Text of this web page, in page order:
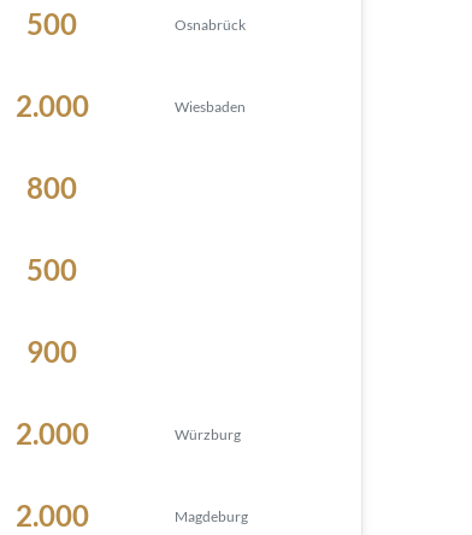
500 Osnabrück
2.000 Wiesbaden
800
500
900
2.000 Würzburg
2.000 Magdeburg